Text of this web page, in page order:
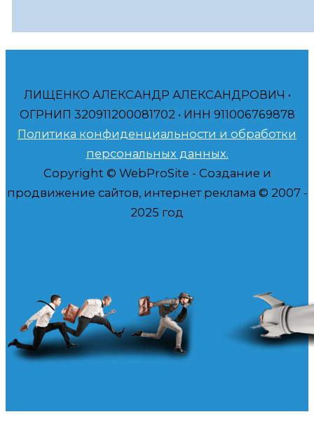
ЛИЩЕНКО АЛЕКСАНДР АЛЕКСАНДРОВИЧ •
ОГРНИП 320911200081702 • ИНН 911006769878
Политика конфиденциальности и обработки
персональных данных.
Copyright © WebProSite - Создание и
продвижение сайтов, интернет реклама © 2007 -
2025 год